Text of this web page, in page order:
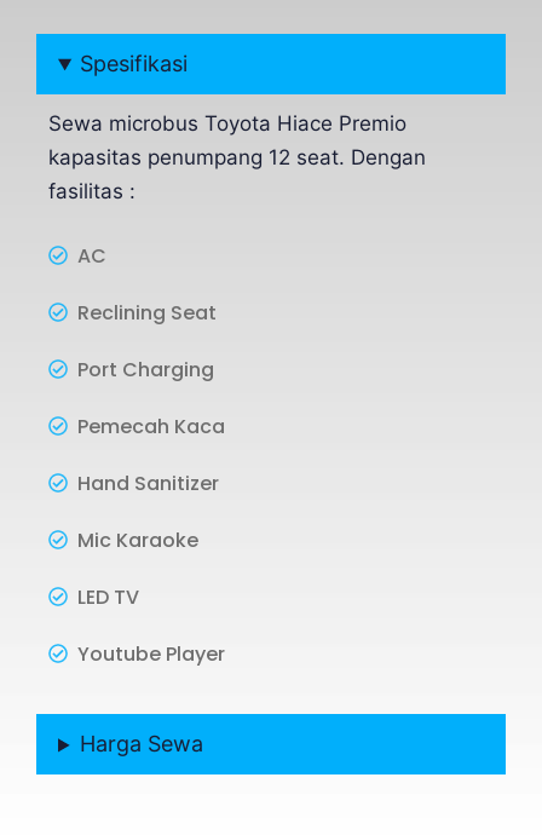
Spesifikasi
Sewa microbus Toyota Hiace Premio
kapasitas penumpang 12 seat. Dengan
fasilitas :
AC
Reclining Seat
Port Charging
Pemecah Kaca
Hand Sanitizer
Mic Karaoke
LED TV
Youtube Player
Harga Sewa